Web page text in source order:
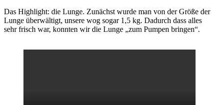
Das Highlight: die Lunge. Zunächst wurde man von der Größe der
Lunge überwältigt, unsere wog sogar 1,5 kg. Dadurch dass alles
sehr frisch war, konnten wir die Lunge „zum Pumpen bringen“.